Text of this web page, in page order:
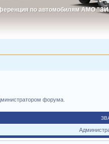
по автомобилям АМО
по автомобилям АМО
форума.